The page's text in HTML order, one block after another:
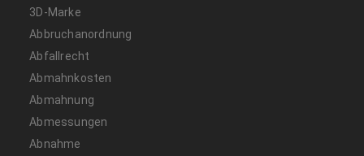
3D-Marke
Abbruchanordnung
Abfallrecht
Abmahnkosten
Abmahnung
Abmessungen
Abnahme